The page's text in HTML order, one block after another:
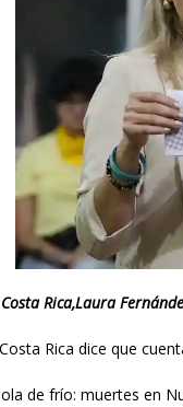
Rica,Laura
Rica dice que
de frío: muertes en